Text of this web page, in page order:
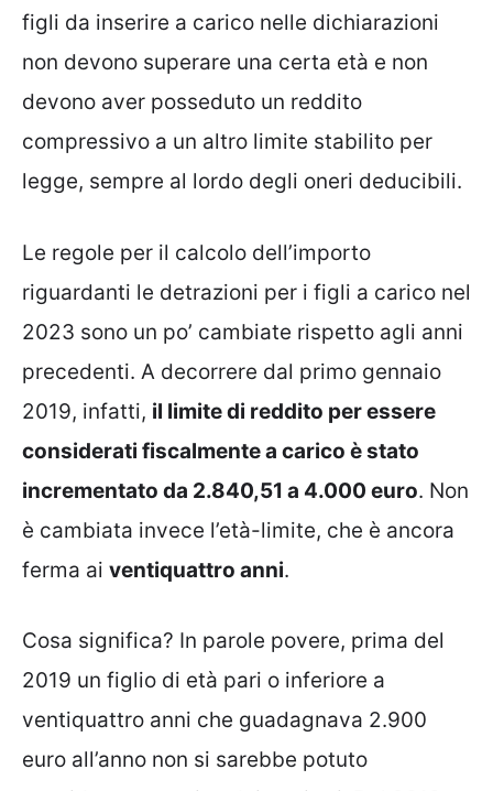
figli da inserire a carico nelle dichiarazioni
non devono superare una certa età e non
devono aver posseduto un reddito
compressivo a un altro limite stabilito per
legge, sempre al lordo degli oneri deducibili.
Le regole per il calcolo dell’importo
riguardanti le detrazioni per i figli a carico nel
2023 sono un po’ cambiate rispetto agli anni
precedenti. A decorrere dal primo gennaio
2019, infatti, il limite di reddito per essere
considerati fiscalmente a carico è stato
incrementato da 2.840,51 a 4.000 euro. Non
è cambiata invece l’età-limite, che è ancora
ferma ai ventiquattro anni.
Cosa significa? In parole povere, prima del
2019 un figlio di età pari o inferiore a
ventiquattro anni che guadagnava 2.900
euro all’anno non si sarebbe potuto